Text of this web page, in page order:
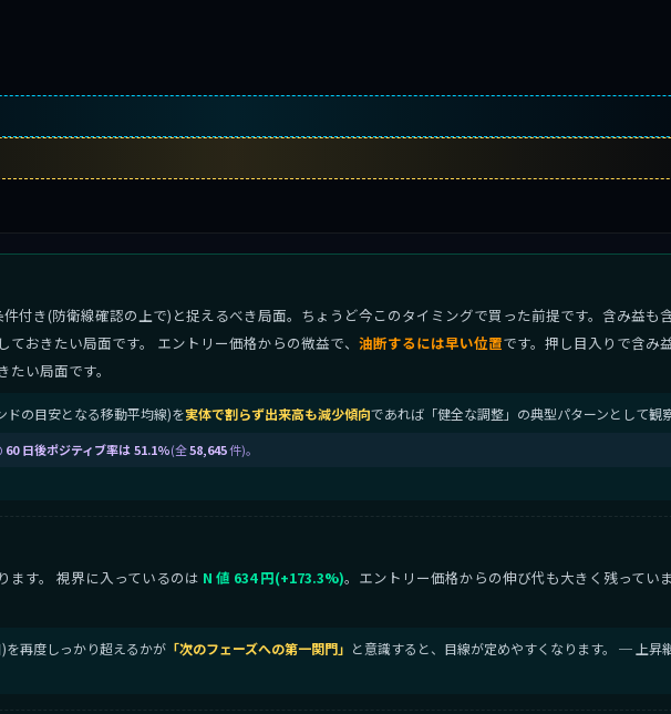
付き(防衛線確認の上で)と捉えるべき局面。ちょうど今このタイミングで買った前提です。含み益も
おきたい局面です。 エントリー価格からの微益で、 油断するには早い位置です。押し目入りで含み
い局面です。
ドの目安となる移動平均線)を実体で割らず出来高も減少傾向であれば「健全な調整」の典型パターンとして観
60 日後ポジティブ率は 51.1%(全58,645件)。
ます。 視界に入っているのは N 値 634 円(+173.3%)。エントリー価格からの伸び代も大きく残ってい
を再度しっかり超えるかが 「次のフェーズへの第一関門」 と意識すると、目線が定めやすくなります。 ─ 上昇